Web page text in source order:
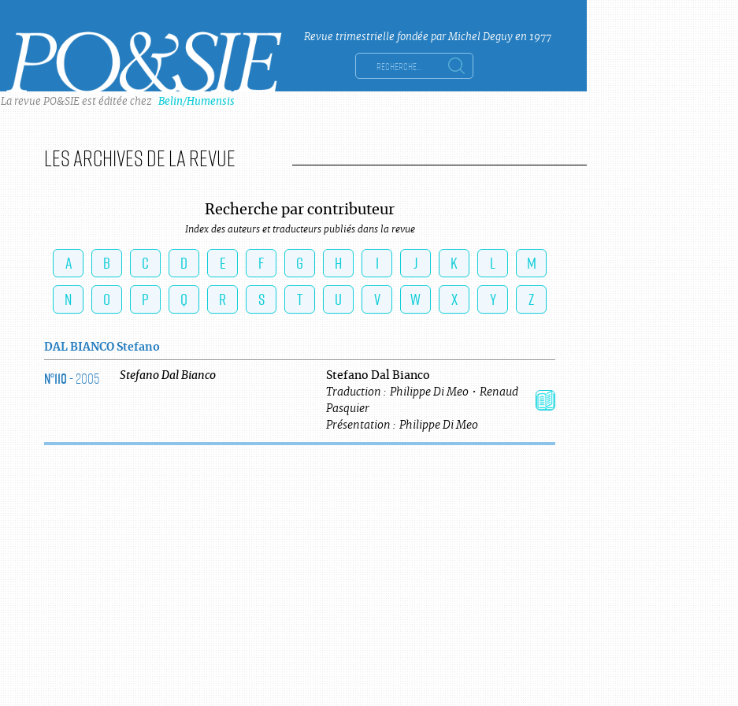
Revue trimestrielle fondée par Michel Deguy en 1977
Rechercher :
La revue PO&SIE est éditée chez Belin/Humensis
Les archives de la revue
Recherche par contributeur
Index des auteurs et traducteurs publiés dans la revue
A B C D E F G H I J K L
M
N
O P Q R S T U V W X Y Z
DAL BIANCO Stefano
N°110- 2005 Stefano Dal Bianco
Stefano Dal Bianco
Traduction : Philippe Di Meo • Renaud
Pasquier
Présentation : Philippe Di Meo